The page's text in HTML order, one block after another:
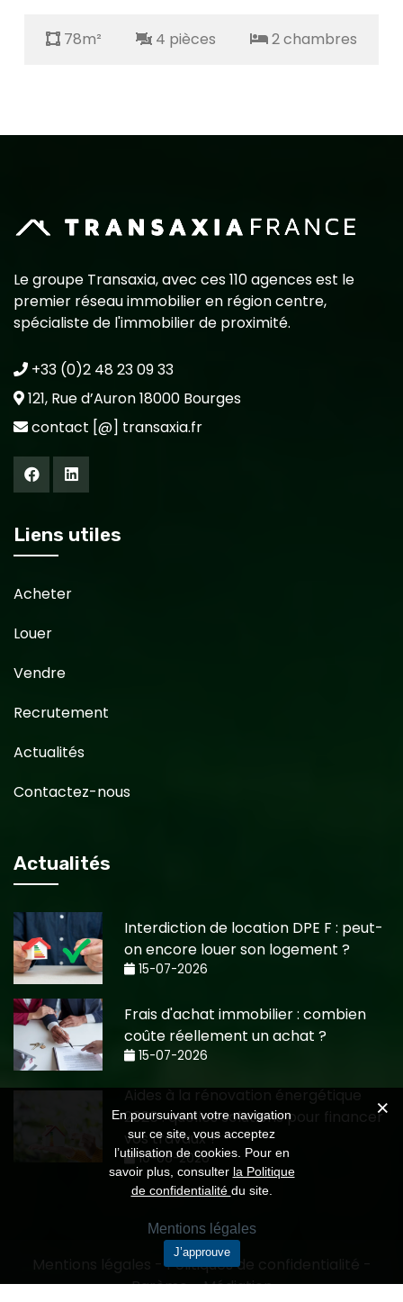
78m² 4 pièces 2 chambres
Le groupe Transaxia, avec ces 110 agences est le
premier réseau immobilier en région centre,
spécialiste de l'immobilier de proximité.
+33 (0)2 48 23 09 33
121, Rue d’Auron 18000 Bourges
contact [@] transaxia.fr
Liens utiles
Acheter
Louer
Vendre
Recrutement
Actualités
Contactez-nous
Actualités
Interdiction de location DPE F : peut-
on encore louer son logement ?
15-07-2026
Frais d'achat immobilier : combien
coûte réellement un achat ?
15-07-2026
Aides à la rénovation énergétique
2026 : quelles solutions pour financer
vos travaux ?
10-06-2026
-Politiques de confidentialité
Barème-Médiation
En poursuivant votre navigation
sur ce site, vous acceptez
l’utilisation de cookies. Pour en
savoir plus, consulter la Politique
de confidentialité du site.
Mentions légales
J’approuve